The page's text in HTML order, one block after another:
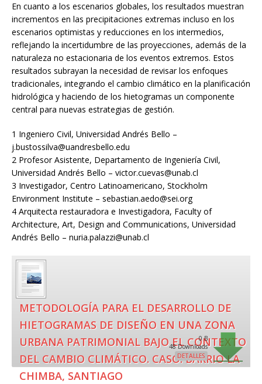
En cuanto a los escenarios globales, los resultados muestran
incrementos en las precipitaciones extremas incluso en los
escenarios optimistas y reducciones en los intermedios,
reflejando la incertidumbre de las proyecciones, además de la
naturaleza no estacionaria de los eventos extremos. Estos
resultados subrayan la necesidad de revisar los enfoques
tradicionales, integrando el cambio climático en la planificación
hidrológica y haciendo de los hietogramas un componente
central para nuevas estrategias de gestión.
1 Ingeniero Civil, Universidad Andrés Bello –
j.bustossilva@uandresbello.edu
2 Profesor Asistente, Departamento de Ingeniería Civil,
Universidad Andrés Bello – victor.cuevas@unab.cl
3 Investigador, Centro Latinoamericano, Stockholm
Environment Institute – sebastian.aedo@sei.org
4 Arquitecta restauradora e Investigadora, Faculty of
Architecture, Art, Design and Communications, Universidad
Andrés Bello – nuria.palazzi@unab.cl
METODOLOGÍA PARA EL DESARROLLO DE
HIETOGRAMAS DE DISEÑO EN UNA ZONA
URBANA PATRIMONIAL BAJO EL CONTEXTO
DEL CAMBIO CLIMÁTICO. CASO: BARRIO LA
CHIMBA, SANTIAGO
0 B
48 Downloads
DETALLES